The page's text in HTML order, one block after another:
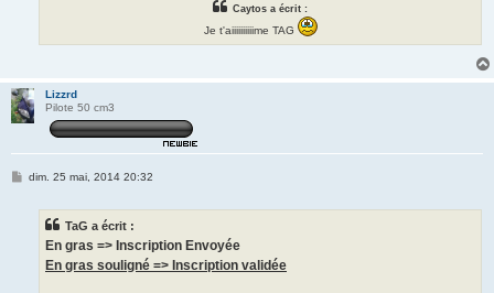
Caytos a écrit :
Je t'aiiiiiiiiiime TAG
Lizzrd
Pilote 50 cm3
Mdim. 25 mai, 2014 20:32
TaG a écrit :
En gras => Inscription Envoyée
En gras souligné => Inscription validée